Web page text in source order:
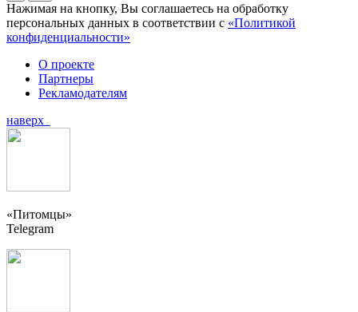
Нажимая на кнопку, Вы соглашаетесь на обработку
персональных данных в соответствии с «Политикой
конфиденциальности»
О проекте
Партнеры
Рекламодателям
наверх
«Питомцы»
Telegram